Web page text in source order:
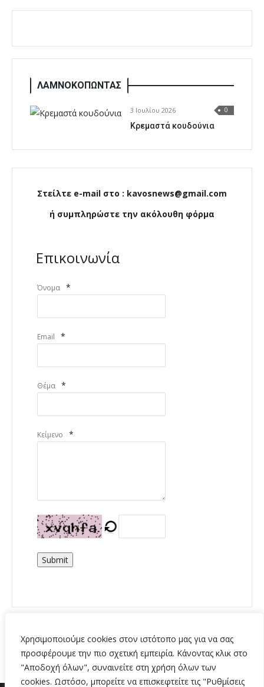
Χρησιμοποιούμε cookies στον ιστότοπο μας για να σας
προσφέρουμε την πιο σχετική εμπειρία. Κάνοντας κλικ στο
"Αποδοχή όλων", συναινείτε στη χρήση όλων των
cookies. Ωστόσο, μπορείτε να επισκεφτείτε τις "Ρυθμίσεις
ΛΑΜΝΟΚΟΠΩΝΤΑΣ
3 Ιουλίου 2026 0
Κρεμαστά κουδούνια
Στείλτε e-mail στο : kavosnews@gmail.com
ή συμπληρώστε την ακόλουθη φόρμα
Επικοινωνία
Όνομα *
Email *
Θέμα *
Κείμενο *
Submit